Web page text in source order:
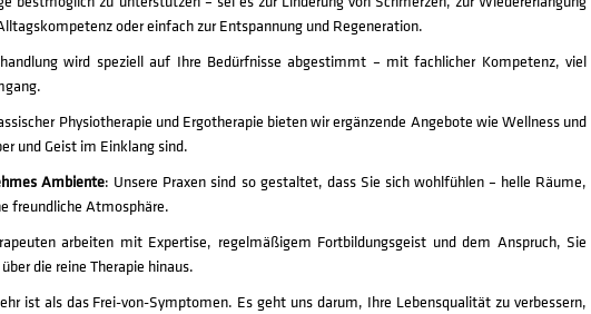
oder einfach zur Entspannung und Regeneration.
wird speziell auf Ihre Bedürfnisse abgestimmt – mit fachlicher Kompetenz, viel
Physiotherapie und Ergotherapie bieten wir ergänzende Angebote wie Wellness und
und Geist im Einklang sind.
Ambiente: Unsere Praxen sind so gestaltet, dass Sie sich wohlfühlen – helle Räume,
freundliche Atmosphäre.
arbeiten mit Expertise, regelmäßigem Fortbildungsgeist und dem Anspruch, Sie
die reine Therapie hinaus.
ist als das Frei-von-Symptomen. Es geht uns darum, Ihre Lebensqualität zu verbessern,